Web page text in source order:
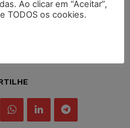
Ao clicar em “Aceitar”,
TODOS os cookies.